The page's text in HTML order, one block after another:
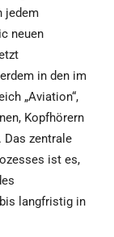
jedem
neuen
in den im
„Aviation“,
Kopfhörern
zentrale
ist es,
langfristig in